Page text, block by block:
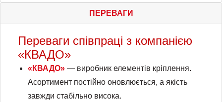
ПЕРЕВАГИ
Переваги співпраці з компанією
«КВАДО»
«КВАДО» — виробник елементів кріплення.
Асортимент постійно оновлюється, а якість
завжди стабільно висока.